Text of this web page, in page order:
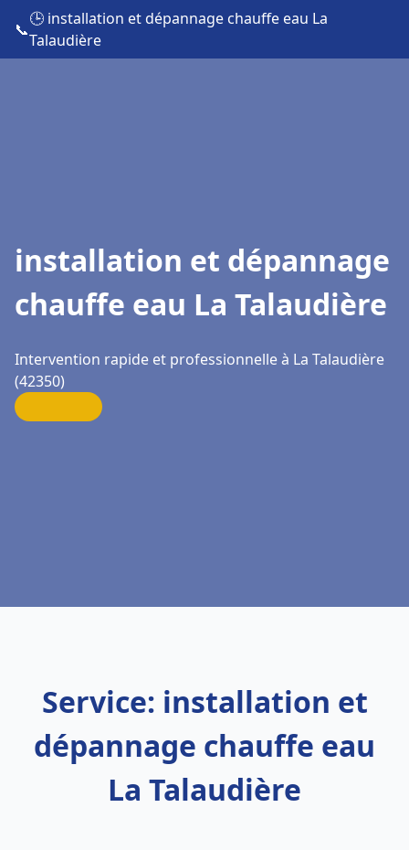
📞
🕒 installation et dépannage chauffe eau La
Talaudière
installation et dépannage
chauffe eau La Talaudière
Intervention rapide et professionnelle à La Talaudière
(42350)
Service: installation et
dépannage chauffe eau
La Talaudière